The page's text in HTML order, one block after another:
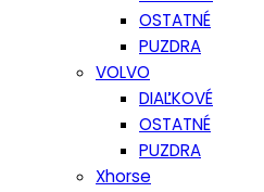
OSTATNÉ
PUZDRA
VOLVO
DIAĽKOVÉ
OSTATNÉ
PUZDRA
Xhorse